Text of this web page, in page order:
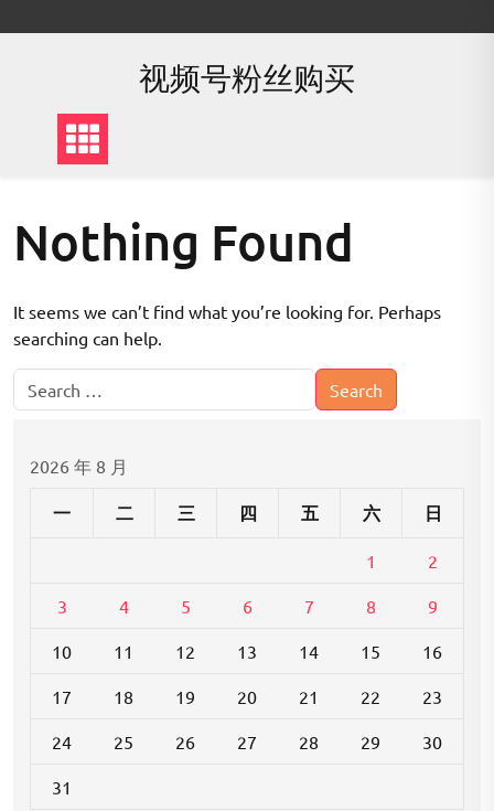
to
视频号粉丝购买
Nothing Found
It seems we can’t find what you’re looking for. Perhaps
searching can help.
2026 年 8 月
一 二 三 四 五 六 日
1 2
3 4 5 6 7 8 9
10 11 12 13 14 15 16
17 18 19 20 21 22 23
24 25 26 27 28 29 30
31